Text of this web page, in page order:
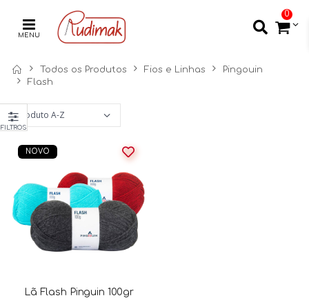
MENU
0
Todos os Produtos Fios e Linhas
Pingouin
Flash
NOVO
Lã Flash Pinguin 100gr
FILTROS